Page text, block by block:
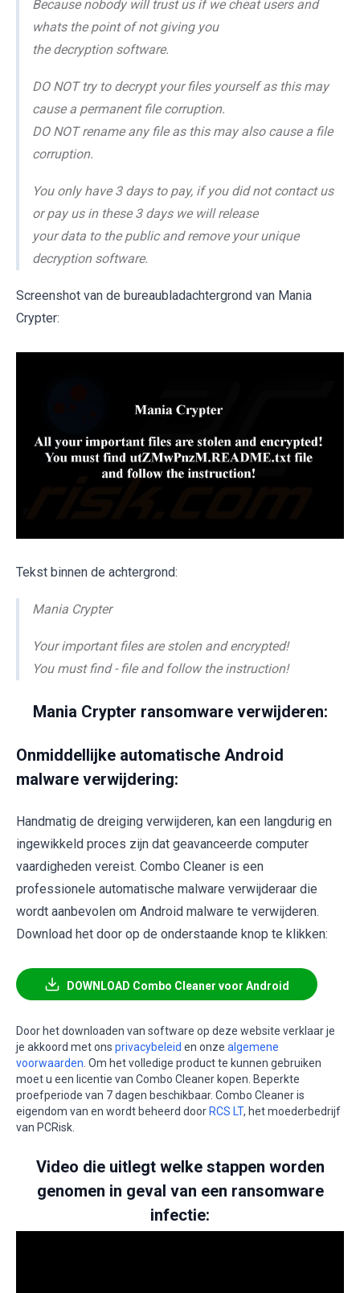
Because nobody will trust us if we cheat users and
whats the point of not giving you
the decryption software.
DO NOT try to decrypt your files yourself as this may
cause a permanent file corruption.
DO NOT rename any file as this may also cause a file
corruption.
You only have 3 days to pay, if you did not contact us
or pay us in these 3 days we will release
your data to the public and remove your unique
decryption software.
Screenshot van de bureaubladachtergrond van Mania
Crypter:
Tekst binnen de achtergrond:
Mania Crypter
Your important files are stolen and encrypted!
You must find - file and follow the instruction!
Mania Crypter ransomware verwijderen:
Onmiddellijke automatische Android
malware verwijdering:
Handmatig de dreiging verwijderen, kan een langdurig en
ingewikkeld proces zijn dat geavanceerde computer
vaardigheden vereist. Combo Cleaner is een
professionele automatische malware verwijderaar die
wordt aanbevolen om Android malware te verwijderen.
Download het door op de onderstaande knop te klikken:
DOWNLOAD Combo Cleaner voor Android
Door het downloaden van software op deze website verklaar je
je akkoord met ons privacybeleid en onze algemene
voorwaarden . Om het volledige product te kunnen gebruiken
moet u een licentie van Combo Cleaner kopen. Beperkte
proefperiode van 7 dagen beschikbaar. Combo Cleaner is
eigendom van en wordt beheerd door RCS LT, het moederbedrijf
van PCRisk.
Video die uitlegt welke stappen worden
genomen in geval van een ransomware
infectie: